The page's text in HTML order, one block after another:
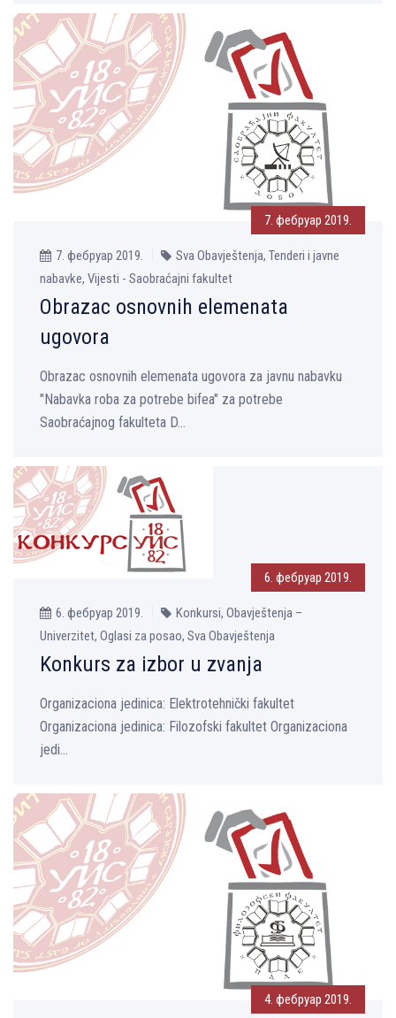
7. фебруар 2019.
7. фебруар 2019.
Sva Obavještenja, Tenderi i javne
nabavke, Vijesti - Saobraćajni fakultet
Obrazac osnovnih elemenata
ugovora
Obrazac osnovnih elemenata ugovora za javnu nabavku
"Nabavka roba za potrebe bifea" za potrebe
Saobraćajnog fakulteta D...
6. фебруар 2019.
6. фебруар 2019.
Konkursi, Obavještenja –
Univerzitet, Oglasi za posao, Sva Obavještenja
Konkurs za izbor u zvanja
Organizaciona jedinica: Elektrotehnički fakultet
Organizaciona jedinica: Filozofski fakultet Organizaciona
jedi...
4. фебруар 2019.